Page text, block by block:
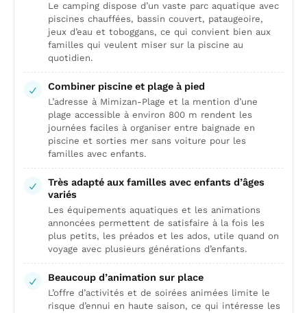
Le camping dispose d’un vaste parc aquatique avec
piscines chauffées, bassin couvert, pataugeoire,
jeux d’eau et toboggans, ce qui convient bien aux
familles qui veulent miser sur la piscine au
quotidien.
Combiner piscine et plage à pied
L’adresse à Mimizan-Plage et la mention d’une
plage accessible à environ 800 m rendent les
journées faciles à organiser entre baignade en
piscine et sorties mer sans voiture pour les
familles avec enfants.
Très adapté aux familles avec enfants d’âges
variés
Les équipements aquatiques et les animations
annoncées permettent de satisfaire à la fois les
plus petits, les préados et les ados, utile quand on
voyage avec plusieurs générations d’enfants.
Beaucoup d’animation sur place
L’offre d’activités et de soirées animées limite le
risque d’ennui en haute saison, ce qui intéresse les